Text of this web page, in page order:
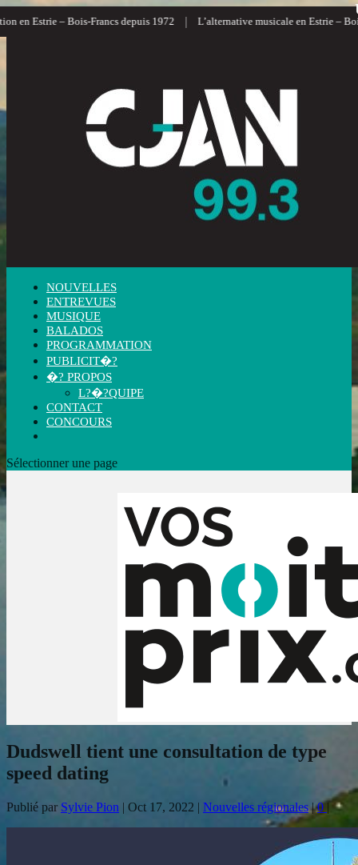
en Estrie – Bois-Francs depuis 1972 | L’alternative musicale en Estrie – Bois-
NOUVELLES
ENTREVUES
MUSIQUE
BALADOS
PROGRAMMATION
PUBLICIT�?
�? PROPOS
L?�?QUIPE
CONTACT
CONCOURS
Sélectionner une page
Dudswell tient une consultation de type
speed dating
Publié par Sylvie Pion | Oct 17, 2022 | Nouvelles régionales|0|